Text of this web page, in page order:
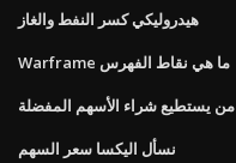
هيدروليكي كسر النفط والغاز
Warframe ما هي نقاط الفهرس
من يستطيع شراء الأسهم المفضلة
نسأل اليكسا سعر السهم